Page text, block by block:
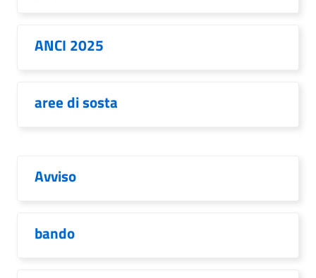
ANCI 2025
aree di sosta
Avviso
bando